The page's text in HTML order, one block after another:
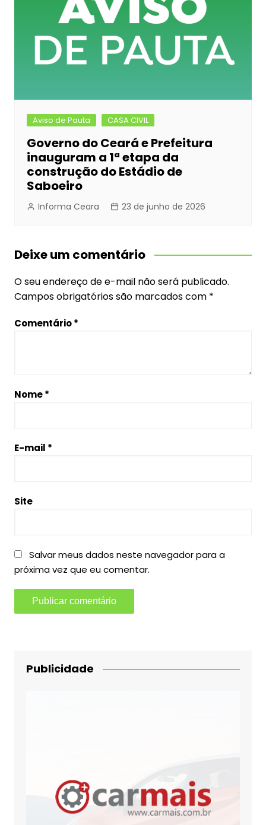
Aviso de Pauta CASA CIVIL
Governo do Ceará e Prefeitura
inauguram a 1ª etapa da
construção do Estádio de
Saboeiro
Informa Ceara 23 de junho de 2026
Deixe um comentário
O seu endereço de e-mail não será publicado.
Campos obrigatórios são marcados com *
Comentário*
Nome*
E-mail *
Site
Salvar meus dados neste navegador para a
próxima vez que eu comentar.
Publicidade